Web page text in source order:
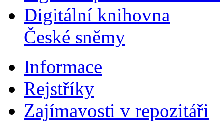
Digitální knihovna
České sněmy
Informace
Rejstříky
Zajímavosti v repozitáři